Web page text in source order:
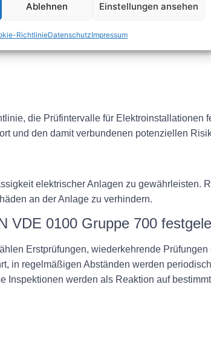
Ablehnen Einstellungen ansehen
RichtlinieDatenschutzImpressum
ist das Verständnis der DIN VDE
Gruppe 700 können Elektrofachkräfte
die Prüfintervalle für Elektroinstallationen
und den damit verbundenen potenziellen
elektrischer Anlagen zu gewährleisten.
an der Anlage zu verhindern.
VDE 0100 Gruppe 700
Erstprüfungen, wiederkehrende
in regelmäßigen Abständen werden
werden als Reaktion auf